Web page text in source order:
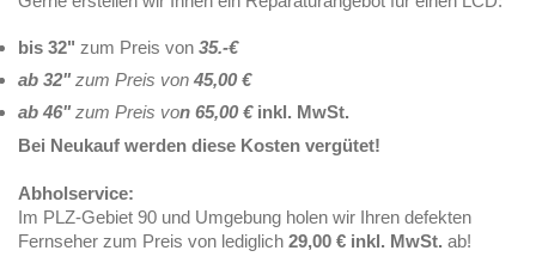
bis 32" zum Preis von 35.-€
ab 32" zum Preis von 45,00 €
ab 46" zum Preis von 65,00 € inkl. MwSt.
Bei Neukauf werden diese Kosten vergütet!
Abholservice:
Im PLZ-Gebiet 90 und Umgebung holen wir Ihren defekten
Fernseher zum Preis von lediglich 29,00 € inkl. MwSt. ab!